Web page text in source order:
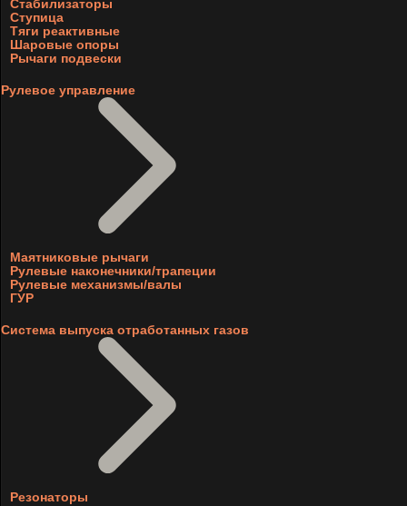
Стабилизаторы
Ступица
Тяги реактивные
Шаровые опоры
Рычаги подвески
Рулевое управление
Маятниковые рычаги
Рулевые наконечники/трапеции
Рулевые механизмы/валы
ГУР
Система выпуска отработанных газов
Резонаторы